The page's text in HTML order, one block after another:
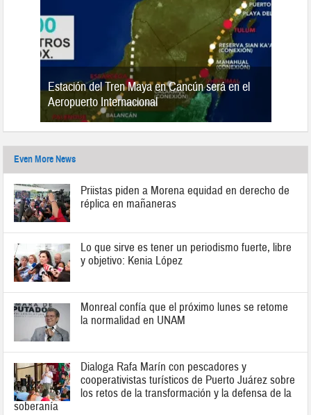
Estación del Tren Maya en Cancún será en el
Aeropuerto Internacional
Even More News
Priistas piden a Morena equidad en derecho de
réplica en mañaneras
Lo que sirve es tener un periodismo fuerte, libre
y objetivo: Kenia López
Monreal confía que el próximo lunes se retome
la normalidad en UNAM
Dialoga Rafa Marín con pescadores y
cooperativistas turísticos de Puerto Juárez sobre
los retos de la transformación y la defensa de la
soberanía